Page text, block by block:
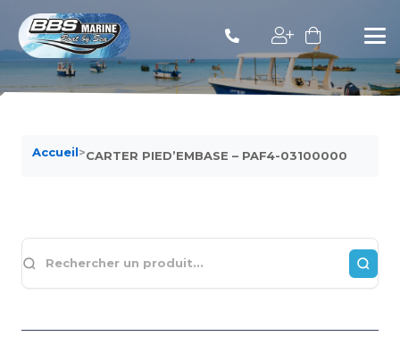
Accueil>CARTER PIED’EMBASE – PAF4-03100000